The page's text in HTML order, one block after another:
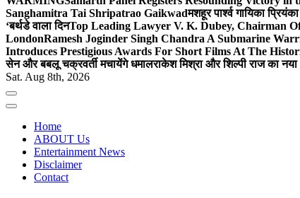
Sanghamitra Tai Shripatrao Gaikwadमशहूर पार्श्व गायिका
‘बर्थडे वाला दिनTop Leading Lawyer V. K. Dubey, Chairman
LondonRamesh Joginder Singh Chandra A Submarine
Introduces Prestigious Awards For Short Films At The
सेन और बबलू चक्रवर्ती मचायेंगे धमालराकेश मिश्रा और शिल्पी राज का
Sat. Aug 8th, 2026
Home
ABOUT Us
Entertainment News
Disclaimer
Contact